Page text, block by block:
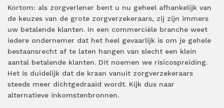
Kortom: als zorgverlener bent u nu geheel afhankelijk van
de keuzes van de grote zorgverzekeraars, zij zijn immers
uw betalende klanten. In een commerciële branche weet
iedere ondernemer dat het heel gevaarlijk is om je gehele
bestaansrecht af te laten hangen van slecht een klein
aantal betalende klanten. Dit noemen we risicospreiding.
Het is duidelijk dat de kraan vanuit zorgverzekeraars
steeds meer dichtgedraaid wordt. Kijk dus naar
alternatieve inkomstenbronnen.